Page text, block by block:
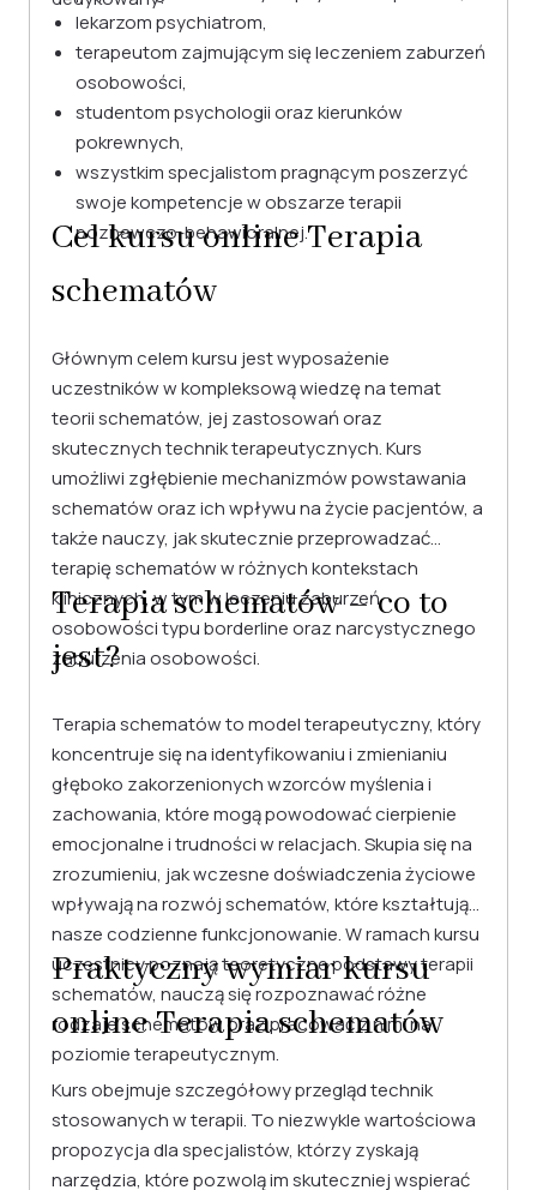
lekarzom psychiatrom,
terapeutom zajmującym się leczeniem zaburzeń
osobowości,
studentom psychologii oraz kierunków
pokrewnych,
wszystkim specjalistom pragnącym poszerzyć
swoje kompetencje w obszarze terapii
poznawczo-behawioralnej.
Cel kursu online Terapia
schematów
Głównym celem kursu jest wyposażenie
uczestników w kompleksową wiedzę na temat
teorii schematów, jej zastosowań oraz
skutecznych technik terapeutycznych. Kurs
umożliwi zgłębienie mechanizmów powstawania
schematów oraz ich wpływu na życie pacjentów, a
także nauczy, jak skutecznie przeprowadzać
terapię schematów w różnych kontekstach
klinicznych, w tym w leczeniu zaburzeń
osobowości typu borderline oraz narcystycznego
zaburzenia osobowości.
Terapia schematów – co to
jest?
Terapia schematów to model terapeutyczny, który
koncentruje się na identyfikowaniu i zmienianiu
głęboko zakorzenionych wzorców myślenia i
zachowania, które mogą powodować cierpienie
emocjonalne i trudności w relacjach. Skupia się na
zrozumieniu, jak wczesne doświadczenia życiowe
wpływają na rozwój schematów, które kształtują
nasze codzienne funkcjonowanie. W ramach kursu
uczestnicy poznają teoretyczne podstawy terapii
schematów, nauczą się rozpoznawać różne
rodzaje schematów oraz pracować z nimi na
poziomie terapeutycznym.
Praktyczny wymiar kursu
online Terapia schematów
Kurs obejmuje szczegółowy przegląd technik
stosowanych w terapii. To niezwykle wartościowa
propozycja dla specjalistów, którzy zyskają
narzędzia, które pozwolą im skuteczniej wspierać